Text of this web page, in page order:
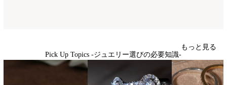
Pick Up Topics -ジュエリー選びの必要知識-
もっと見る